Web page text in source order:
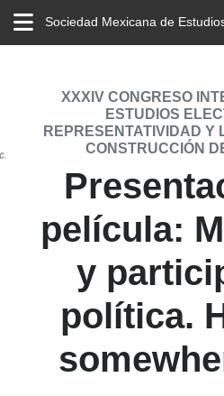
Sociedad Mexicana de
XXXIV CONGRESO
ESTUDIOS
REPRESENTATIVIDAD Y
CONSTRUCCIÓN
película:
y
política.